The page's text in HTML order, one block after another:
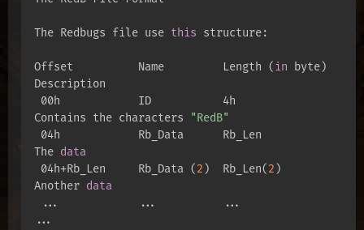
The Redbugs file use this structure:
Offset          Name         Length (in byte)
Description
Contains the characters "RedB"
The data
04h+Rb_Len     Rb_Data (2)  Rb_Len(2)
Another data
...